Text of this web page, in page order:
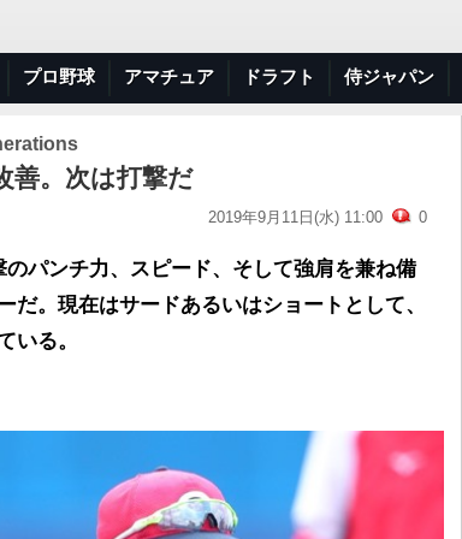
プロ野球 アマチュア ドラフト 侍ジャパン
善。次は打撃だ
2019年9月11日(水) 11:00 0
のパンチ力、スピード、そして強肩を兼ね備
だ。現在はサードあるいはショートとして、
いる。